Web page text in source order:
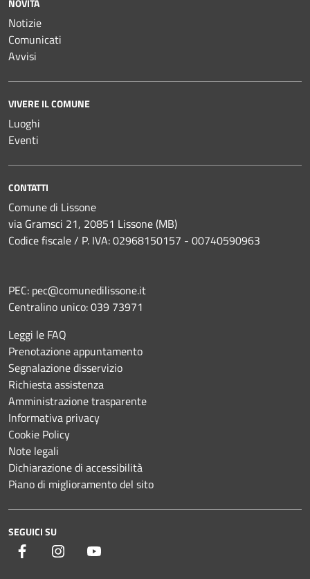
NOVITÀ
Notizie
Comunicati
Avvisi
VIVERE IL COMUNE
Luoghi
Eventi
CONTATTI
Comune di Lissone
via Gramsci 21, 20851 Lissone (MB)
Codice fiscale / P. IVA: 02968150157 - 00740590963
PEC: pec@comunedilissone.it
Centralino unico:039 73971
Leggi le FAQ
Prenotazione appuntamento
Segnalazione disservizio
Richiesta assistenza
Amministrazione trasparente
Informativa privacy
Cookie Policy
Note legali
Dichiarazione di accessibilità
Piano di miglioramento del sito
SEGUICI SU
Facebook Instagram